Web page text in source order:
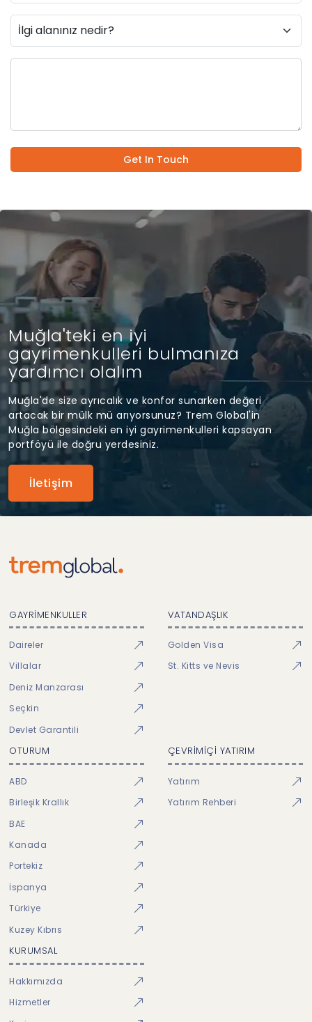
Get In Touch
Muğla'teki en iyi
gayrimenkulleri bulmanıza
yardımcı olalım
Muğla'de size ayrıcalık ve konfor sunarken değeri
artacak bir mülk mü arıyorsunuz? Trem Global'in
Muğla bölgesindeki en iyi gayrimenkulleri kapsayan
portföyü ile doğru yerdesiniz.
İletişim
GAYRİMENKULLER
Daireler
Villalar
Deniz Manzarası
Seçkin
Devlet Garantili
VATANDAŞLIK
Golden Visa
St. Kitts ve Nevis
OTURUM
ABD
Birleşik Krallık
BAE
Kanada
Portekiz
İspanya
Türkiye
Kuzey Kıbrıs
ÇEVRİMİÇİ YATIRIM
Yatırım
Yatırım Rehberi
KURUMSAL
Hakkımızda
Hizmetler